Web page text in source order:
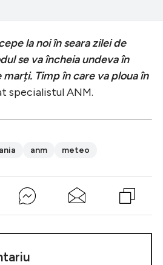
la noi în seara zilei de
se va încheia undeva în
Timp în care va ploua în
specialistul ANM.
anm meteo